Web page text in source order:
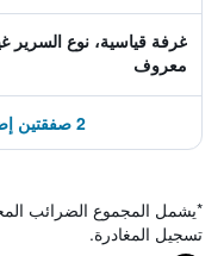
غرفة قياسية، نوع السرير
معروف
2 صفقتين إضافيتين ابتداءً من 550 ﷼
*يشمل المجموع الضرائب
تسجيل المغادرة.